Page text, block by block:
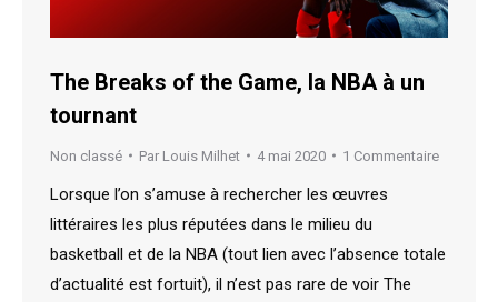
The Breaks of the Game, la NBA à un
tournant
Non classé Par Louis Milhet 4 mai 2020 1 Commentaire
Lorsque l’on s’amuse à rechercher les œuvres
littéraires les plus réputées dans le milieu du
basketball et de la NBA (tout lien avec l’absence totale
d’actualité est fortuit), il n’est pas rare de voir The